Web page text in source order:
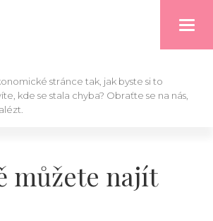
stránce tak, jak byste si to
kde se stala chyba? Obraťte se na nás,
můžete najít